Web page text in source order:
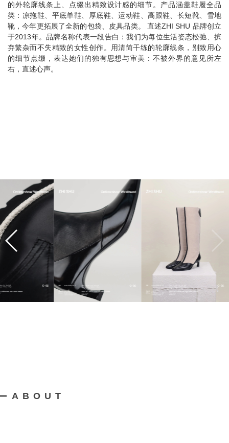
的外轮廓线条上、点缀出精致设计感的细节。产品涵盖鞋履全品
类：凉拖鞋、平底单鞋、厚底鞋、运动鞋、高跟鞋、长短靴、雪地
靴，今年更拓展了全新的包袋、皮具品类。 直述ZHI SHU 品牌创立
于2013年。品牌名称代表一段告白：我们为每位生活姿态松弛、摈
弃繁杂而不失精致的女性创作。用清简干练的轮廓线条，别致用心
的细节点缀，表达她们的独有思想与审美：不被外界的意见所左
右，直述心声。
ABOUT